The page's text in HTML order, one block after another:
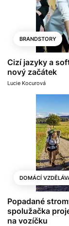
BRANDSTORY
Cizí jazyky a
nový začátek
Lucie Kocurová
DOMÁCÍ
Popadané
spolužačka
na vozíčku